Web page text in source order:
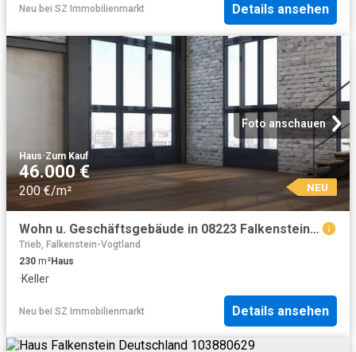
Neu bei SZ Immobilienmarkt Details ansehen
Foto anschauen
Haus·Zum Kauf
46.000 €
200 €/m² NEU
Wohn u. Geschäftsgebäude in 08223 Falkenstein, Rudolf Breitscheid Str
Trieb, Falkenstein-Vogtland
230 m²Haus
·Keller
Neu bei SZ Immobilienmarkt Details ansehen